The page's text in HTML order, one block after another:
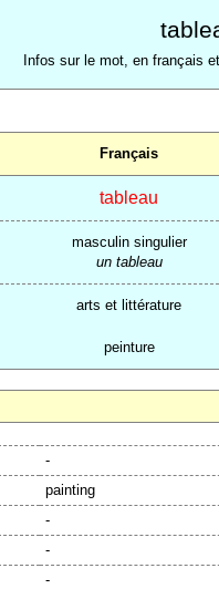
Infos sur le mot, en français
Français
tableau
masculin singulier
un tableau
arts et littérature
peinture
-
painting
-
-
-